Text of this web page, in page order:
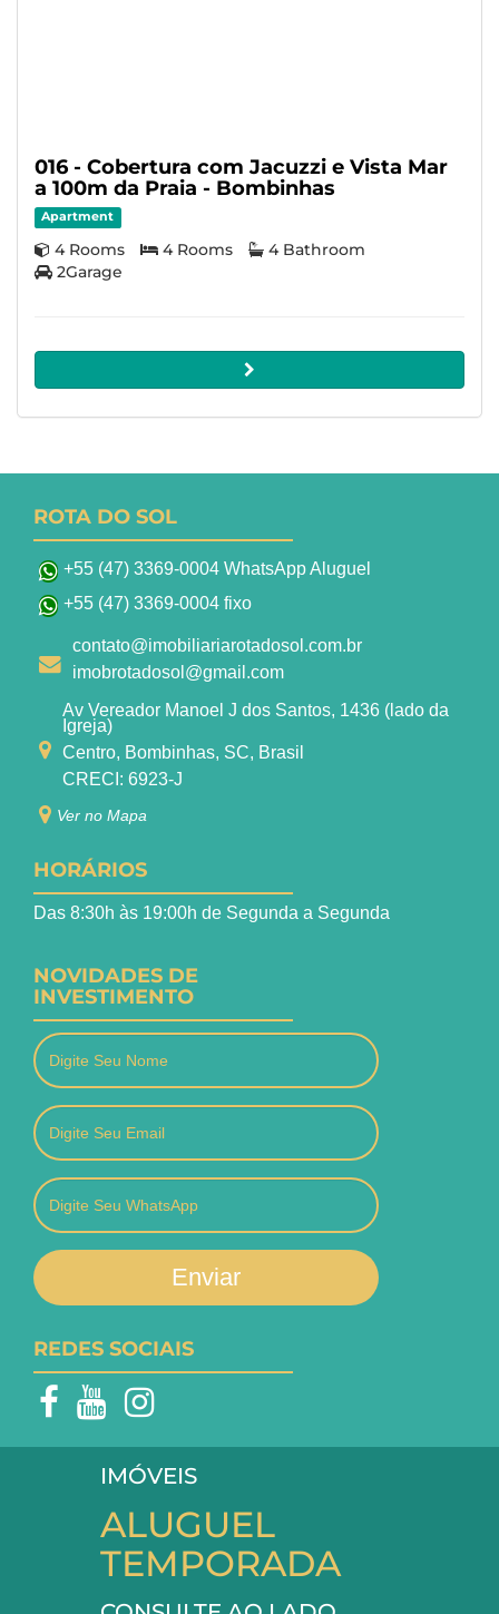
016 - Cobertura com Jacuzzi e Vista Mar
a 100m da Praia - Bombinhas
Apartment
4 Rooms 4 Rooms
4 Bathroom
2Garage
ROTA DO SOL
+55 (47) 3369-0004 WhatsApp Aluguel
+55 (47) 3369-0004 fixo
contato@imobiliariarotadosol.com.br
imobrotadosol@gmail.com
Av Vereador Manoel J dos Santos, 1436 (lado da
Igreja)
Centro, Bombinhas, SC, Brasil
CRECI: 6923-J
Ver no Mapa
HORÁRIOS
Das 8:30h às 19:00h de Segunda a Segunda
NOVIDADES DE
INVESTIMENTO
Enviar
REDES SOCIAIS
IMÓVEIS
ALUGUEL
TEMPORADA